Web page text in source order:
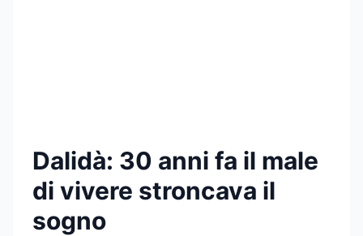
Dalidà: 30 anni fa il male
di vivere stroncava il
sogno